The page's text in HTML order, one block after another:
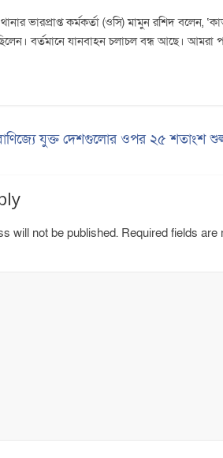
ভারপ্রাপ্ত কর্মকর্তা (ওসি) মামুন রশিদ বলেন,
বর্তমানে যানবাহন চলাচল বন্ধ আছে। আমরা
যুক্ত দেশগুলোর ওপর ২৫ শতাংশ শুল্ক
will not be published. Required fields are